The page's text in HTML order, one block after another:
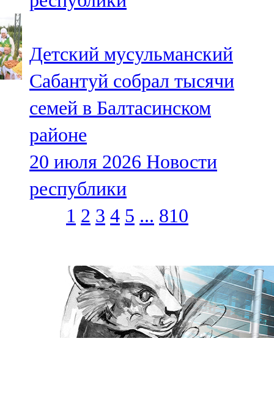
Детский мусульманский
Сабантуй собрал тысячи
семей в Балтасинском
районе
20 июля 2026 Новости
республики
1 2 3 4 5 ... 810